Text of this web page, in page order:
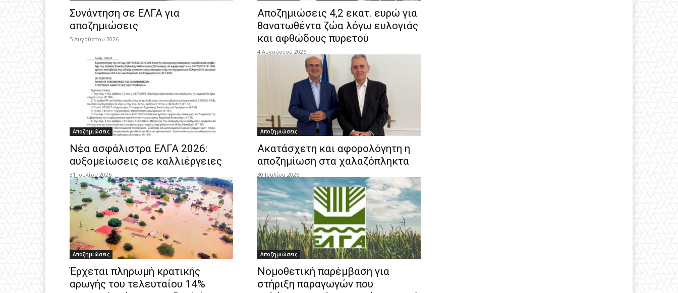
Συνάντηση σε ΕΛΓΑ για
αποζημιώσεις
5 Αυγούστου 2026
Αποζημιώσεις 4,2 εκατ. ευρώ για
θανατωθέντα ζώα λόγω ευλογιάς
και αφθώδους πυρετού
4 Αυγούστου 2026
Αποζημιώσεις
Νέα ασφάλιστρα ΕΛΓΑ 2026:
αυξομείωσεις σε καλλιέργειες
31 Ιουλίου 2026
Αποζημιώσεις
Ακατάσχετη και αφορολόγητη η
αποζημίωση στα χαλαζόπληκτα
30 Ιουλίου 2026
Αποζημιώσεις
Έρχεται πληρωμή κρατικής
αρωγής του τελευταίου 14%
Αποζημιώσεις
Νομοθετική παρέμβαση για
στήριξη παραγωγών που